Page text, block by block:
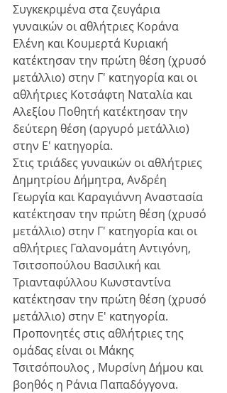
Συγκεκριμένα στα ζευγάρια
γυναικών οι αθλήτριες Κοράνα
Ελένη και Κουμερτά Κυριακή
κατέκτησαν την πρώτη θέση (χρυσό
μετάλλιο) στην Γ' κατηγορία και οι
αθλήτριες Κοτσάφτη Ναταλία και
Αλεξίου Ποθητή κατέκτησαν την
δεύτερη θέση (αργυρό μετάλλιο)
στην Ε' κατηγορία.
Στις τριάδες γυναικών οι αθλήτριες
Δημητρίου Δήμητρα, Ανδρέη
Γεωργία και Καραγιάννη Αναστασία
κατέκτησαν την πρώτη θέση (χρυσό
μετάλλιο) στην Γ' κατηγορία και οι
αθλήτριες Γαλανομάτη Αντιγόνη,
Τσιτσοπούλου Βασιλική και
Τριανταφύλλου Κωνσταντίνα
κατέκτησαν την πρώτη θέση (χρυσό
μετάλλιο) στην Ε' κατηγορία.
Προπονητές στις αθλήτριες της
ομάδας είναι οι Μάκης
Τσιτσόπουλος , Μυρσίνη Δήμου και
βοηθός η Ράνια Παπαδόγγονα.